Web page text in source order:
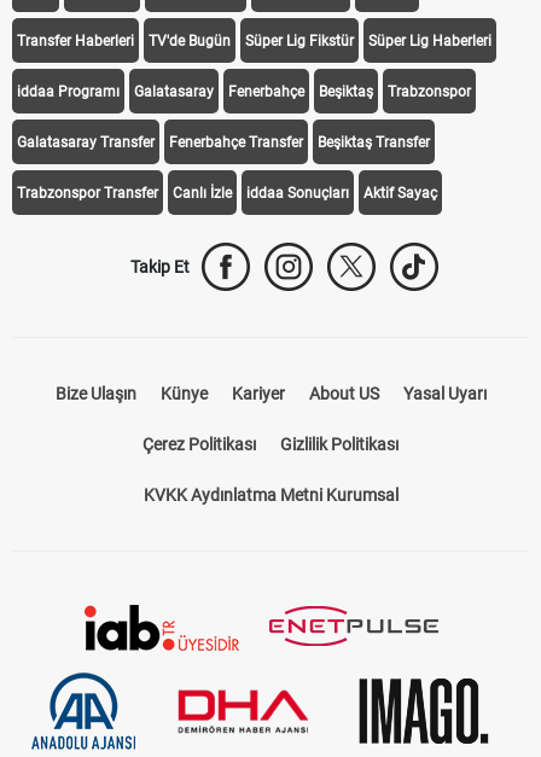
Transfer Haberleri TV'de Bugün Süper Lig Fikstür Süper Lig Haberleri
iddaa Programı Galatasaray Fenerbahçe Beşiktaş Trabzonspor
Galatasaray Transfer Fenerbahçe Transfer Beşiktaş Transfer
Trabzonspor Transfer Canlı İzle iddaa Sonuçları Aktif Sayaç
Takip Et
Bize Ulaşın Künye Kariyer About US Yasal Uyarı
Çerez Politikası Gizlilik Politikası
KVKK Aydınlatma Metni Kurumsal